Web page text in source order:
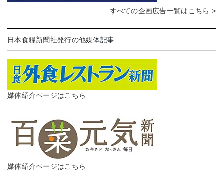
すべての企画広告一覧はこちら >
日本食糧新聞社発行の他媒体記事
媒体紹介ページはこちら
媒体紹介ページはこちら